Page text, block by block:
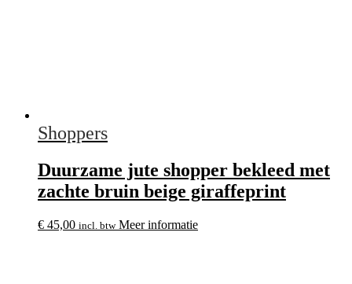
Shoppers
Duurzame jute shopper bekleed met
zachte bruin beige giraffeprint
€ 45,00 incl. btw Meer informatie